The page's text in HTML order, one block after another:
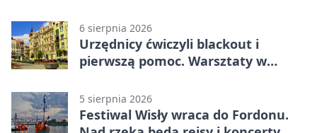
6 sierpnia 2026
Urzędnicy ćwiczyli blackout i
pierwszą pomoc. Warsztaty w
5 sierpnia 2026
Festiwal Wisły wraca do Fordonu.